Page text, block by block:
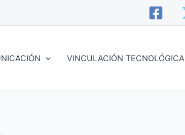
VINCULACIÓN TECNOLÓGICA